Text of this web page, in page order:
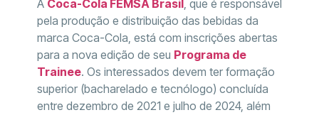
A Coca-Cola FEMSA Brasil, que é responsável
pela produção e distribuição das bebidas da
marca Coca-Cola, está com inscrições abertas
para a nova edição de seu Programa de
Trainee. Os interessados devem ter formação
superior (bacharelado e tecnólogo) concluída
entre dezembro de 2021 e julho de 2024, além